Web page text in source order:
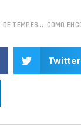
COMO OS ALERTAS DE TEMPESTADES PODEM AJUDAR A PREVENIR DANOS INDUSTRIAIS
Twitter